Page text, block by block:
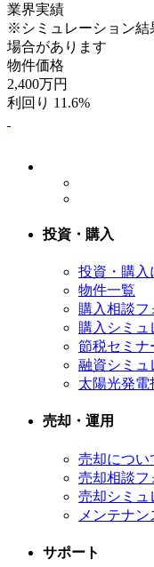
業界実績
※シミュレーション結
場合があります
物件価格
2,400万円
利回り 11.6%
投資・購入
投資・購入
物件一覧
購入相談フ
購入シミュ
節税セミナ
融資シミュ
太陽光発電
売却・運用
売却につい
売却相談フ
売却シミュ
メンテナン
サポート